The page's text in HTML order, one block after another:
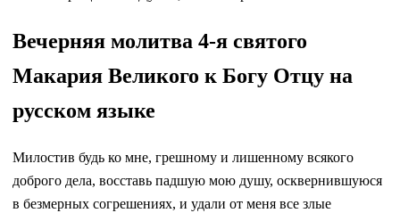
Вечерняя молитва 4-я святого
Макария Великого к Богу Отцу на
русском языке
Милостив будь ко мне, грешному и лишенному всякого
доброго дела, восставь падшую мою душу, осквернившуюся
в безмерных согрешениях, и удали от меня все злые